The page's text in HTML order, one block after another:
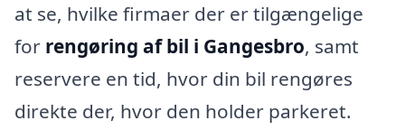
at se, hvilke firmaer der er tilgængelige
for rengøring af bil i Gangesbro, samt
reservere en tid, hvor din bil rengøres
direkte der, hvor den holder parkeret.